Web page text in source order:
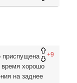
+9
приспущена
время хорошо
на заднее